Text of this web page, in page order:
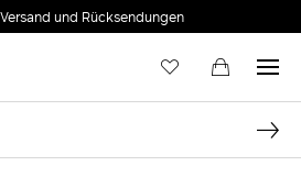
und Rücksendungen